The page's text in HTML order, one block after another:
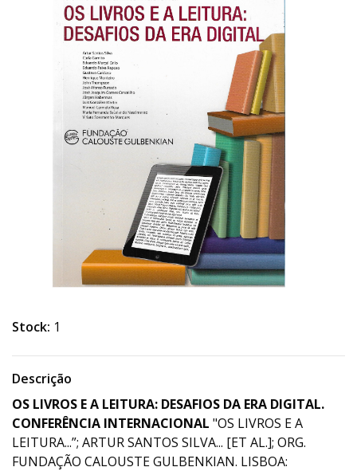
Stock: 1
Descrição
OS LIVROS E A LEITURA: DESAFIOS DA ERA DIGITAL.
CONFERÊNCIA INTERNACIONAL "OS LIVROS E A
LEITURA...”; ARTUR SANTOS SILVA... [ET AL.]; ORG.
FUNDAÇÃO CALOUSTE GULBENKIAN. LISBOA: